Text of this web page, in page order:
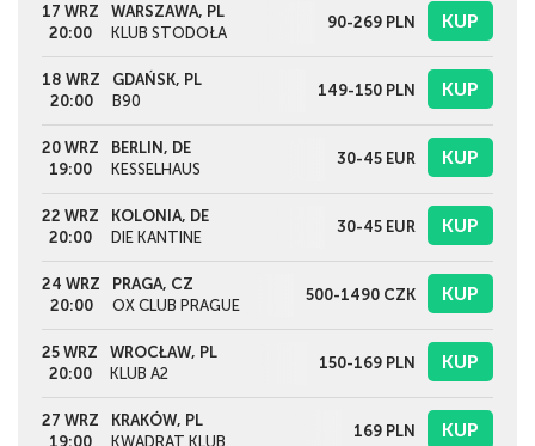
17 WRZ
20:00
WARSZAWA, PL
KLUB STODOŁA
90-269 PLN KUP
18 WRZ
20:00
GDAŃSK, PL
B90
149-150 PLN KUP
20 WRZ
19:00
BERLIN, DE
KESSELHAUS
30-45 EUR KUP
22 WRZ
20:00
KOLONIA, DE
DIE KANTINE
30-45 EUR KUP
24 WRZ
20:00
PRAGA, CZ
OX CLUB PRAGUE
500-1490 CZK KUP
25 WRZ
20:00
WROCŁAW, PL
KLUB A2
150-169 PLN KUP
27 WRZ
19:00
KRAKÓW, PL
KWADRAT KLUB
169 PLN KUP